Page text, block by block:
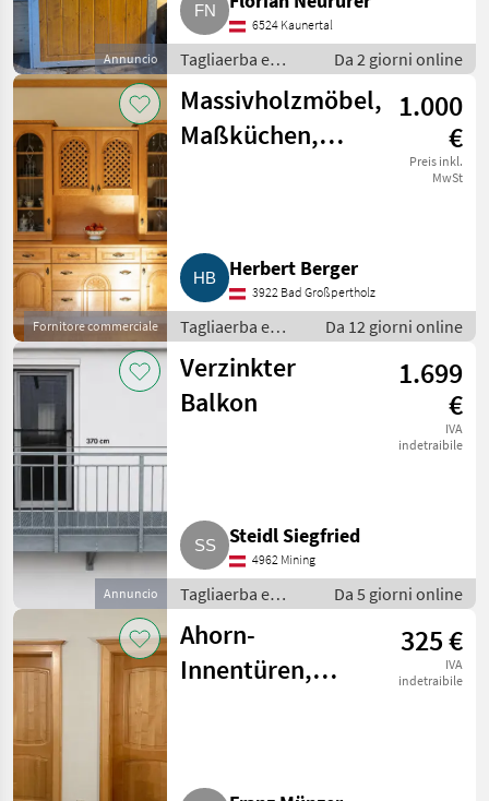
Annuncio
6524 Kaunertal
Tagliaerba e
macchine da
giardinaggio /
Porte e finestre
Da 2 giorni online
Fornitore commerciale
Massivholzmöbel,
Maßküchen,
1.000
€
Preis inkl.
MwSt
Herbert Berger
3922 Bad Großpertholz
Tagliaerba e
macchine da
giardinaggio /
Porte e finestre
Da 12 giorni online
Annuncio
Verzinkter
Balkon
1.699
€
IVA
indetraibile
Steidl Siegfried
4962 Mining
Tagliaerba e
macchine da
giardinaggio /
Porte e finestre
Da 5 giorni online
Ahorn-
Innentüren,
325 €
IVA
indetraibile